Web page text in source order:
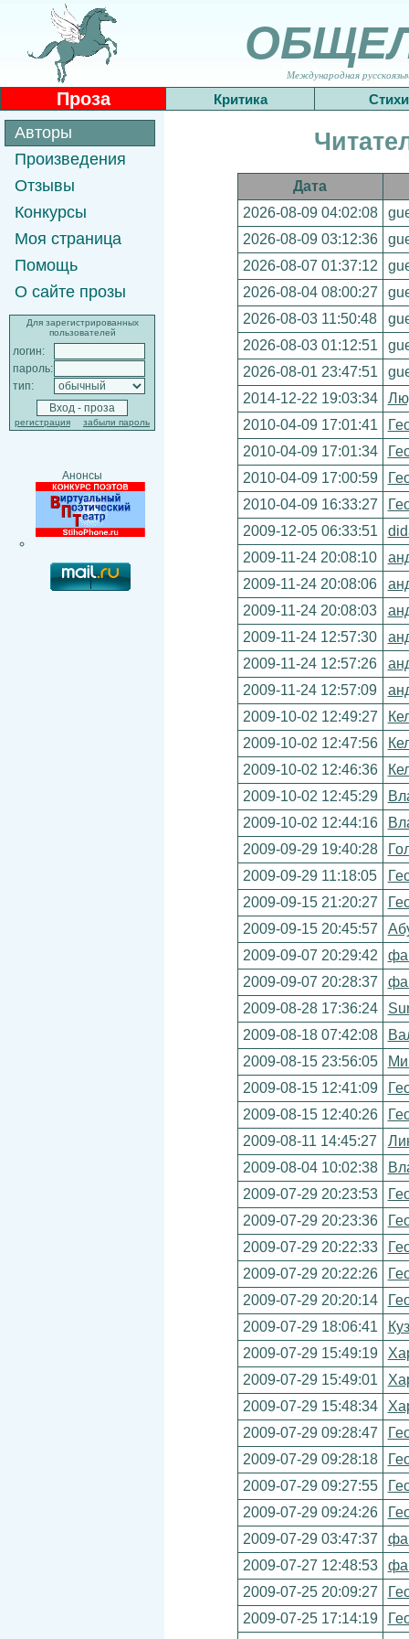
Международная
Проза Критика Стихи
Авторы
Произведения
Отзывы
Конкурсы
Моя страница
Помощь
О сайте прозы
Для зарегистрированных
пользователей
логин:
пароль:
тип:
регистрация забыли пароль
Анонсы
Дата
2026-08-09 04:02:08
2026-08-09 03:12:36
2026-08-07 01:37:12
2026-08-04 08:00:27
2026-08-03 11:50:48
2026-08-03 01:12:51
2026-08-01 23:47:51
2014-12-22 19:03:34
2010-04-09 17:01:41
2010-04-09 17:01:34
2010-04-09 17:00:59
2010-04-09 16:33:27
2009-12-05 06:33:51
2009-11-24 20:08:10
2009-11-24 20:08:06
2009-11-24 20:08:03
2009-11-24 12:57:30
2009-11-24 12:57:26
2009-11-24 12:57:09
2009-10-02 12:49:27
2009-10-02 12:47:56
2009-10-02 12:46:36
2009-10-02 12:45:29
2009-10-02 12:44:16
2009-09-29 19:40:28
2009-09-29 11:18:05
2009-09-15 21:20:27
2009-09-15 20:45:57
2009-09-07 20:29:42
2009-09-07 20:28:37
2009-08-28 17:36:24
2009-08-18 07:42:08
2009-08-15 23:56:05
2009-08-15 12:41:09
2009-08-15 12:40:26
2009-08-11 14:45:27
2009-08-04 10:02:38
2009-07-29 20:23:53
2009-07-29 20:23:36
2009-07-29 20:22:33
2009-07-29 20:22:26
2009-07-29 20:20:14
2009-07-29 18:06:41
2009-07-29 15:49:19
2009-07-29 15:49:01
2009-07-29 15:48:34
2009-07-29 09:28:47
2009-07-29 09:28:18
2009-07-29 09:27:55
2009-07-29 09:24:26
2009-07-29 03:47:37
2009-07-27 12:48:53
2009-07-25 20:09:27
2009-07-25 17:14:19